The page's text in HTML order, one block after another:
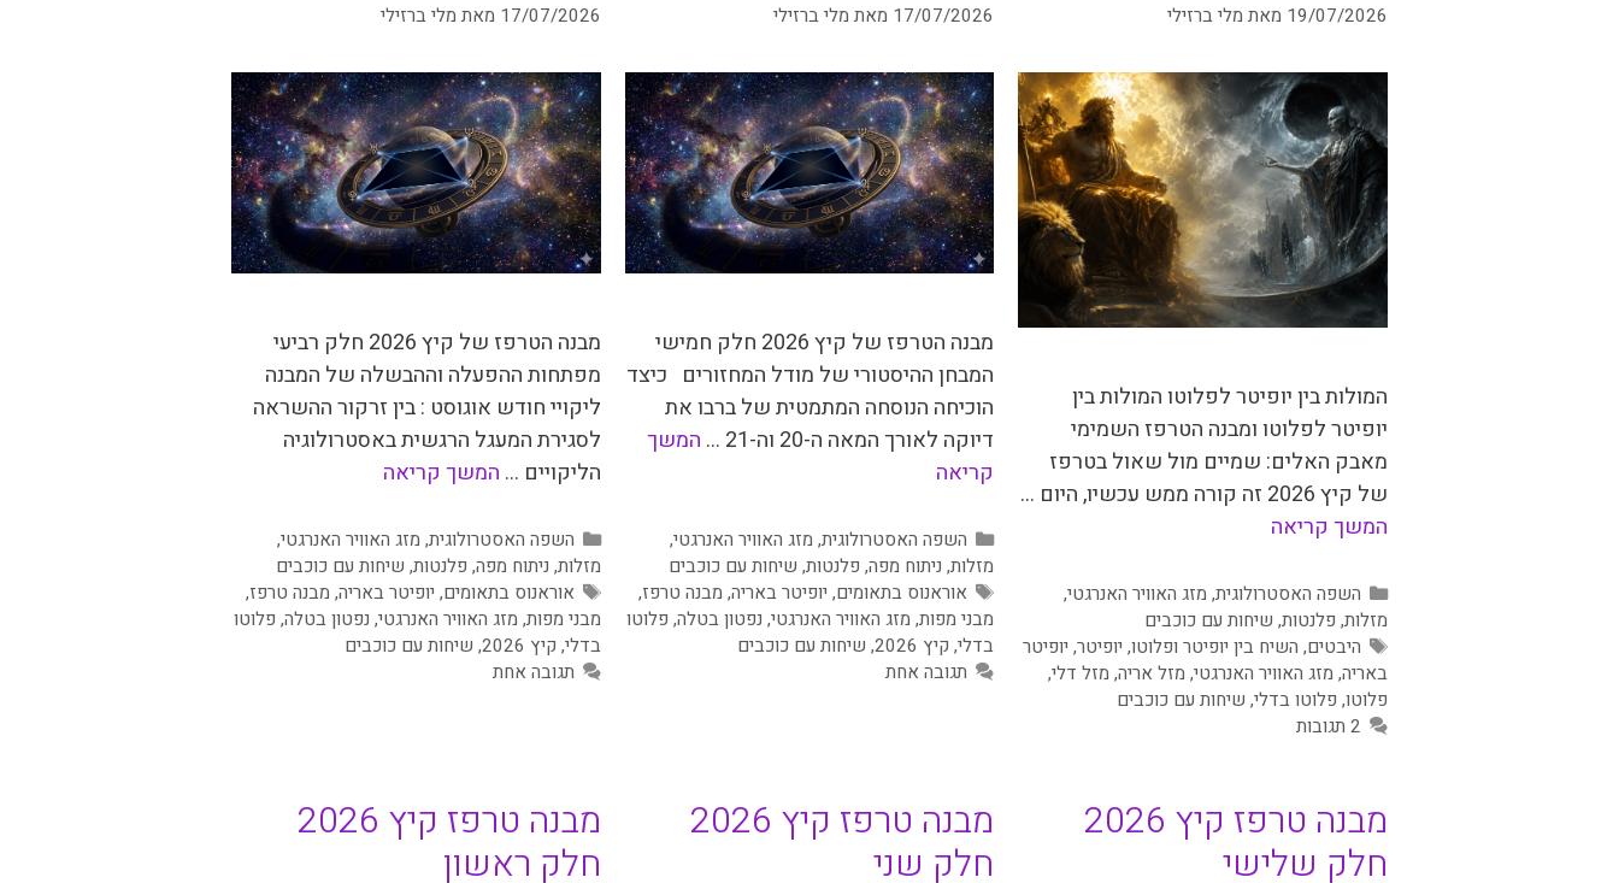
19/07/2026 מאת מלי ברזילי
המולות בין יופיטר לפלוטו המולות בין
יופיטר לפלוטו ומבנה הטרפז השמימי
מאבק האלים: שמיים מול שאול בטרפז
של קיץ 2026 זה קורה ממש עכשיו, היום …
המשך קריאה
קטגוריות
השפה האסטרולוגית, מזג האוויר האנרגטי,
מזלות, פלנטות, שיחות עם כוכבים
תגיות
היבטים, השיח בין יופיטר ופלוטו, יופיטר, יופיטר
באריה, מזג האוויר האנרגטי, מזל אריה, מזל דלי,
פלוטו, פלוטו בדלי, שיחות עם כוכבים
2 תגובות
17/07/2026 מאת מלי ברזילי
מבנה הטרפז של קיץ 2026 חלק חמישי
המבחן ההיסטורי של מודל המחזורים כיצד
הוכיחה הנוסחה המתמטית של ברבו את
דיוקה לאורך המאה ה-20 וה-21 …
המשך
קריאה
קטגוריות
השפה האסטרולוגית, מזג האוויר האנרגטי,
מזלות, ניתוח מפה, פלנטות, שיחות עם כוכבים
תגיות
אוראנוס בתאומים, יופיטר באריה, מבנה טרפז,
מבני מפות, מזג האוויר האנרגטי, נפטון בטלה, פלוטו
בדלי, קיץ 2026 , שיחות עם כוכבים
תגובה אחת
17/07/2026 מאת מלי ברזילי
מבנה הטרפז של קיץ 2026 חלק רביעי
מפתחות ההפעלה וההבשלה של המבנה
ליקויי חודש אוגוסט : בין זרקור ההשראה
לסגירת המעגל הרגשית באסטרולוגיה
הליקויים … המשך קריאה
קטגוריות
השפה האסטרולוגית, מזג האוויר האנרגטי,
מזלות, ניתוח מפה, פלנטות, שיחות עם כוכבים
תגיות
אוראנוס בתאומים, יופיטר באריה, מבנה טרפז,
מבני מפות, מזג האוויר האנרגטי, נפטון בטלה, פלוטו
בדלי, קיץ 2026 , שיחות עם כוכבים
תגובה אחת
מבנה טרפז קיץ 2026
חלק שלישי
מבנה טרפז קיץ 2026
חלק שני
מבנה טרפז קיץ 2026
חלק ראשון